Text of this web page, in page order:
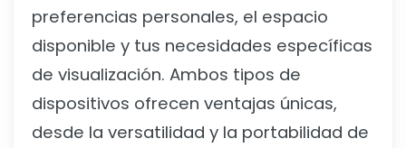
preferencias personales, el espacio
disponible y tus necesidades específicas
de visualización. Ambos tipos de
dispositivos ofrecen ventajas únicas,
desde la versatilidad y la portabilidad de